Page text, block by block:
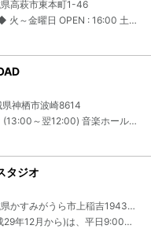
高萩市東本町1-46
営業時間：◆ 営業時間 ◆ 火～金曜日 OPEN : 16:00 土・日 OPEN : 13:00～ ※24:00以降も貸出し致します。お問い合わせください。
神栖市波崎8614
営業時間：音楽スタジオ (13:00～翌12:00) 音楽ホールライブ ※ライブは22:00まで
タジオ
住所：〒315-0056 茨城県かすみがうら市上稲吉1943-10
営業時間：営業時間(平成29年12月から)は、平日9:00～23:00 ／土日休日9:00～23:00の原則、前日までの予約制です。 23:00～24:00のご利用も、ホームページ記載内の割増料金で予約承ります。